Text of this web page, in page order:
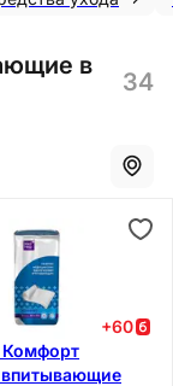
в
34
+60
Комфорт
впитывающие